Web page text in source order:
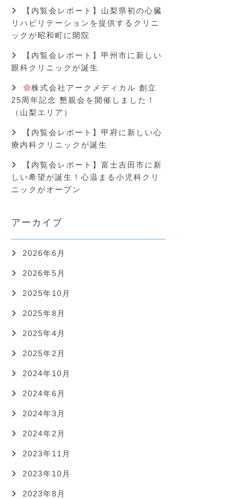
【内覧会レポート】山梨県初の心臓
リハビリテーションを提供するクリニ
ックが昭和町に開院
【内覧会レポート】甲州市に新しい
眼科クリニックが誕生
株式会社アークメディカル 創立
25周年記念 懇親会を開催しました！
（山梨エリア）
【内覧会レポート】甲府に新しい心
療内科クリニックが誕生
【内覧会レポート】富士吉田市に新
しい希望が誕生！心温まる小児科クリ
ニックがオープン
アーカイブ
2026年6月
2026年5月
2025年10月
2025年8月
2025年4月
2025年2月
2024年10月
2024年6月
2024年3月
2024年2月
2023年11月
2023年10月
2023年8月